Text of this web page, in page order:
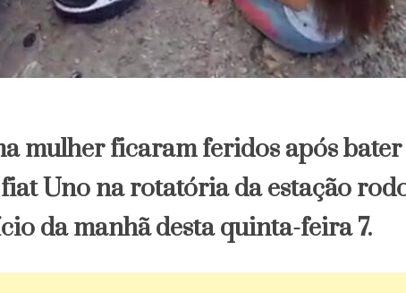
mulher ficaram feridos após bater
Uno na rotatória da estação
da manhã desta quinta-feira 7.